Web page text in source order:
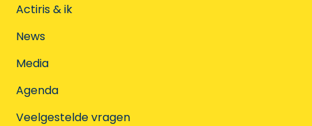
Actiris & ik
News
Media
Agenda
Veelgestelde vragen